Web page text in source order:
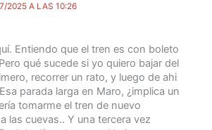
2025 A LAS 10:26
Entiendo que el tren es con boleto
qué sucede si yo quiero bajar del
recorrer un rato, y luego de ahi
parada larga en Maro, ¿implica un
tomarme el tren de nuevo
las cuevas.. Y una tercera vez